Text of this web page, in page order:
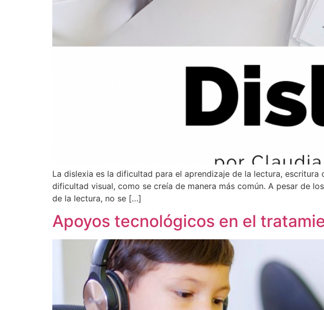
La dislexia es la dificultad para el aprendizaje de la lectura,
dificultad visual, como se creía de manera más común. A pesar de
de la lectura, no se […]
Apoyos tecnológicos en el